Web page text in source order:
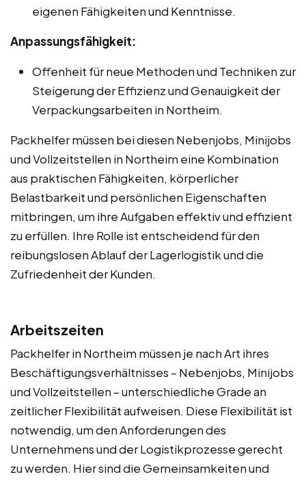
eigenen Fähigkeiten und Kenntnisse.
Anpassungsfähigkeit:
Offenheit für neue Methoden und Techniken zur
Steigerung der Effizienz und Genauigkeit der
Verpackungsarbeiten in Northeim.
Packhelfer müssen bei diesen Nebenjobs, Minijobs
und Vollzeitstellen in Northeim eine Kombination
aus praktischen Fähigkeiten, körperlicher
Belastbarkeit und persönlichen Eigenschaften
mitbringen, um ihre Aufgaben effektiv und effizient
zu erfüllen. Ihre Rolle ist entscheidend für den
reibungslosen Ablauf der Lagerlogistik und die
Zufriedenheit der Kunden.
Arbeitszeiten
Packhelfer in Northeim müssen je nach Art ihres
Beschäftigungsverhältnisses – Nebenjobs, Minijobs
und Vollzeitstellen – unterschiedliche Grade an
zeitlicher Flexibilität aufweisen. Diese Flexibilität ist
notwendig, um den Anforderungen des
Unternehmens und der Logistikprozesse gerecht
zu werden. Hier sind die Gemeinsamkeiten und